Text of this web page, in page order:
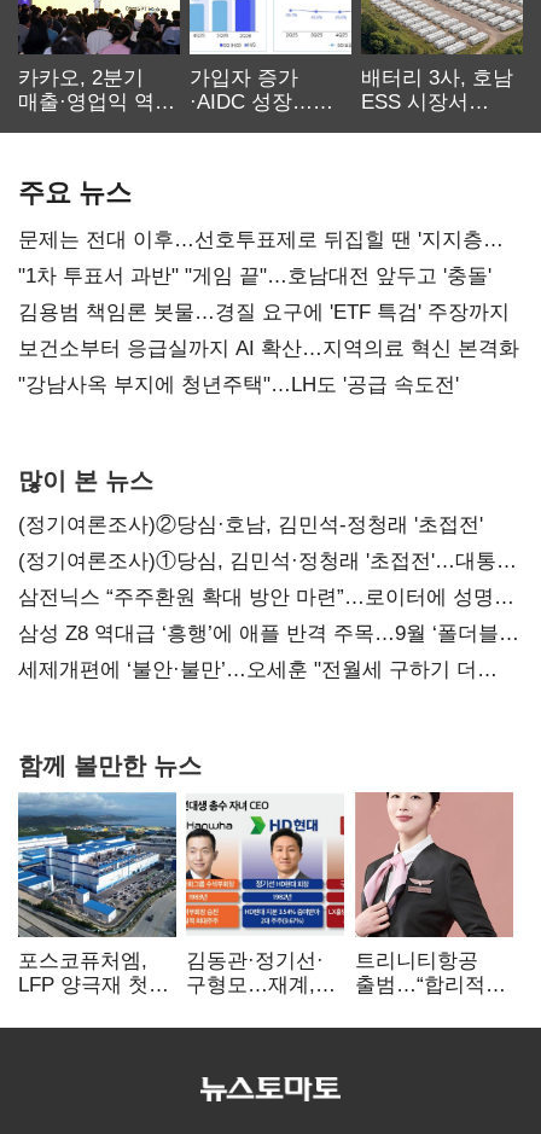
카카오, 2분기
매출·영업익 역대
가입자 증가
·AIDC 성장…
배터리 3사, 호남
ESS 시장서
주요 뉴스
문제는 전대 이후…선호투표제로 뒤집힐 땐 '지지층
불복'
"1차 투표서 과반" "게임 끝"…호남대전 앞두고 '충돌'
김용범 책임론 봇물…경질 요구에 'ETF 특검' 주장까지
보건소부터 응급실까지 AI 확산…지역의료 혁신 본격화
"강남사옥 부지에 청년주택"…LH도 '공급 속도전'
많이 본 뉴스
(정기여론조사)②당심·호남, 김민석-정청래 '초접전'
(정기여론조사)①당심, 김민석·정청래 '초접전'…대통령
지지도 '50% 아래로'(종합)
삼전닉스 “주주환원 확대 방안 마련”…로이터에 성명
보내
삼성 Z8 역대급 ‘흥행’에 애플 반격 주목…9월 ‘폴더블
대전’
세제개편에 ‘불안·불만’…오세훈 "전월세 구하기 더
함께 볼만한 뉴스
포스코퓨처엠,
LFP 양극재 첫
ESS 시장 공략
김동관·정기선·
구형모…재계,
전성시대
트리니티항공
출범…“합리적
서비스로 승부”